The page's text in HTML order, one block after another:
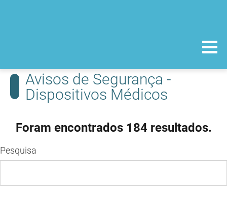
Avisos de Segurança -
Dispositivos Médicos
Foram encontrados 184 resultados.
Pesquisa